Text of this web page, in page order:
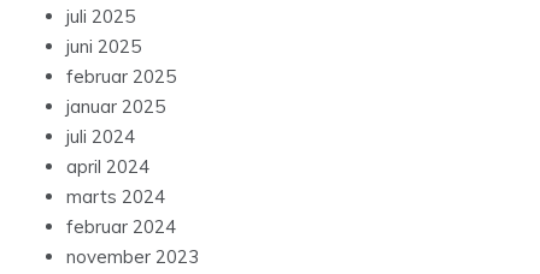
juli 2025
juni 2025
februar 2025
januar 2025
juli 2024
april 2024
marts 2024
februar 2024
november 2023